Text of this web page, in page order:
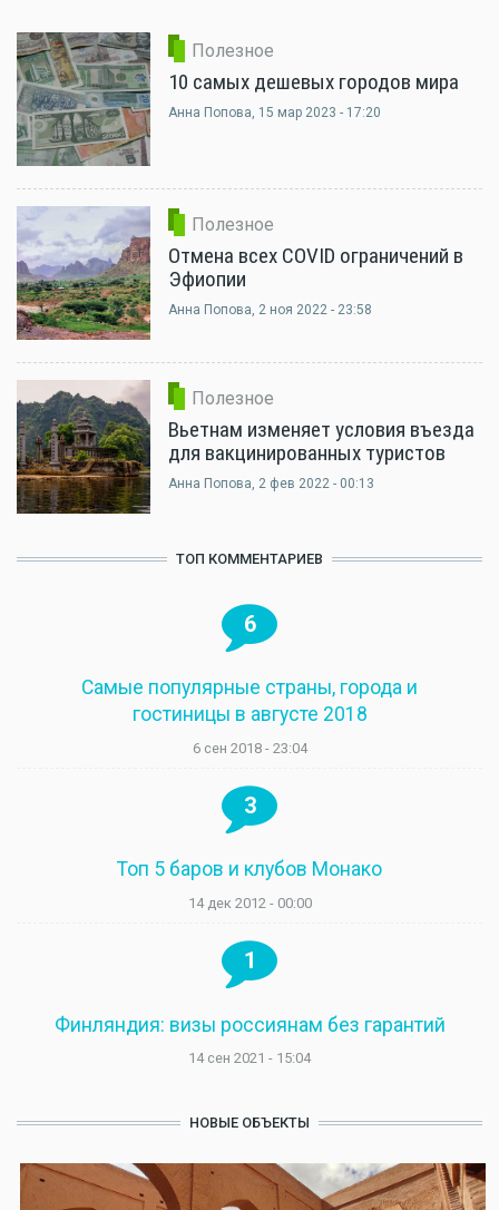
Полезное
10 самых дешевых городов мира
Анна Попова, 15 мар 2023 - 17:20
Полезное
Отмена всех COVID ограничений в
Эфиопии
Анна Попова, 2 ноя 2022 - 23:58
Полезное
Вьетнам изменяет условия въезда
для вакцинированных туристов
Анна Попова, 2 фев 2022 - 00:13
ТОП КОММЕНТАРИЕВ
6
Самые популярные страны, города и
гостиницы в августе 2018
6 сен 2018 - 23:04
3
Топ 5 баров и клубов Монако
14 дек 2012 - 00:00
1
Финляндия: визы россиянам без гарантий
14 сен 2021 - 15:04
НОВЫЕ ОБЪЕКТЫ